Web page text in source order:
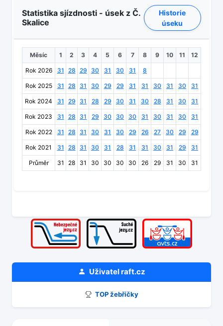
Statistika sjízdnosti - úsek z Č.
Skalice
Historie
úseku
Měsíc 1 2 3 4 5 6 7 8 9 10 11 12
Rok 2026 31 28 29 30 31 30 31 8
Rok 2025 31 28 31 30 29 29 31 31 30 31 30 31
Rok 2024 31 29 31 28 29 30 31 30 28 31 30 31
Rok 2023 31 28 31 29 30 30 30 31 30 31 30 31
Rok 2022 31 28 31 30 31 30 29 26 27 30 29 29
Rok 2021 31 28 31 30 31 28 31 31 30 31 29 31
Průměr 31 28 31 30 30 30 30 26 29 31 30 31
Uživatelraft.cz
TOP žebříčky